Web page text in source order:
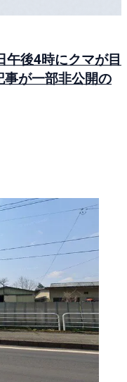
午後4時にクマが目
が一部非公開の